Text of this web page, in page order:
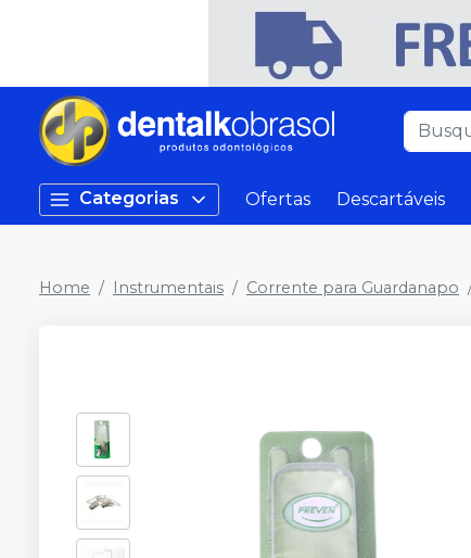
Categorias Ofertas Descartáveis
Home Instrumentais Corrente para Guardanapo